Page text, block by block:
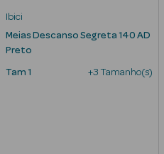
Ibici
Meias Descanso Segreta 140 AD
Preto
Tam 1 +3 Tamanho(s)